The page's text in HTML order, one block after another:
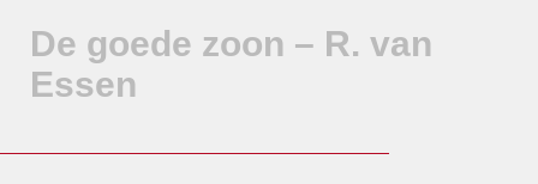
De goede zoon – R. van
Essen